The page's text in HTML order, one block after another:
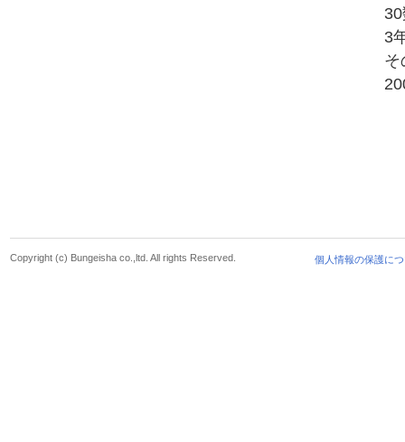
3
そ
個人情報の保護に
Copyright (c) Bungeisha co.,ltd. All rights Reserved.